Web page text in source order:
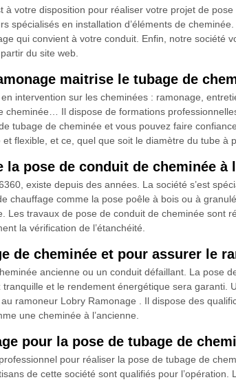
votre disposition pour réaliser votre projet de
spécialisés en installation d’éléments de
qui convient à votre conduit. Enfin, notre société
du site web.
maitrise le tubage de
intervention sur les cheminées : ramonage,
Il dispose de formations
tubage de cheminée et vous pouvez faire
flexible, et ce, quel que soit le diamètre du tube à
pose de conduit de cheminée à
existe depuis des années. La société s’est
chauffage comme la pose poêle à bois ou à
Les travaux de pose de conduit de cheminée sont
la vérification de l’étanchéité.
de cheminée et pour assurer le
ancienne ou un conduit défaillant. La pose
et le rendement énergétique sera
ramoneur Lobry Ramonage . Il dispose des
une cheminée à l’ancienne.
pour la pose de tubage de
pour réaliser la pose de tubage de
de cette société sont qualifiés pour